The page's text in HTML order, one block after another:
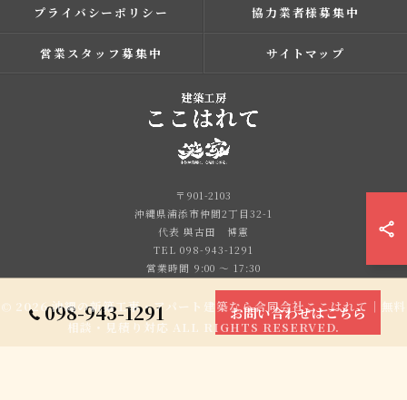
098-943-1291 お問い合わせはこちら
プライバシーポリシー 協力業者様募集中
営業スタッフ募集中 サイトマップ
〒901-2103
沖縄県浦添市仲間2丁目32-1
代表 與古田 博憲
TEL 098-943-1291
営業時間 9:00 ～ 17:30
© 2026 沖縄の新築工事・アパート建築なら合同会社ここはれて｜無料
相談・見積り対応 ALL RIGHTS RESERVED.